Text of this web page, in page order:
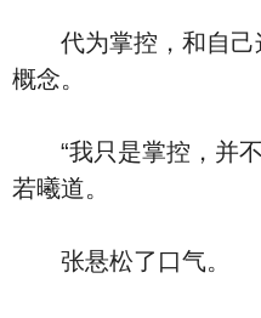
代为掌控，和自己
概念。
“我只是掌控，并
若曦道。
张悬松了口气。